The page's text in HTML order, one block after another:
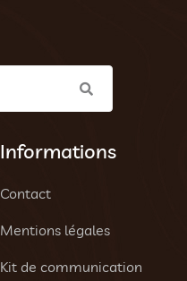
Informations
Contact
Mentions légales
Kit de communication